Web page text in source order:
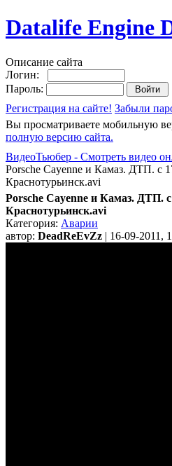
Datalife Engine
Описание сайта
Логин:
Пароль:
Регистрация на сайте! Забыли
Вы просматриваете мобильную
полную версию сайта.
ВидеоТьюбер - Смотреть видео
Porsche Cayenne и Камаз. ДТП. с
Краснотурьинск.avi
Porsche Cayenne и Камаз. ДТП.
Краснотурьинск.avi
Категория: Аварии
автор: DeadReEvZz | 16-09-2011,